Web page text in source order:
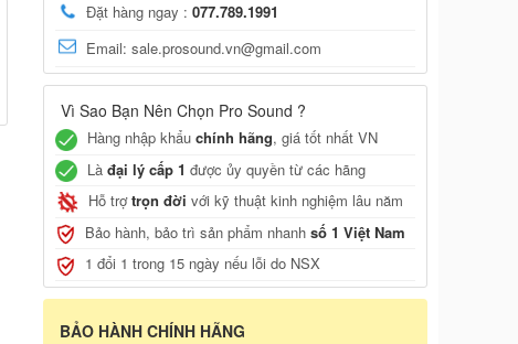
Đặt hàng ngay : 077.789.1991
Email: sale.prosound.vn@gmail.com
Vì Sao Bạn Nên Chọn Pro Sound ?
Hàng nhập khẩu chính hãng, giá tốt nhất VN
Là đại lý cấp 1 được ủy quyền từ các hãng
Hỗ trợtrọn đời với kỹ thuật kinh nghiệm lâu năm
Bảo hành, bảo trì sản phẩm nhanh số 1 Việt Nam
1 đổi 1 trong 15 ngày nếu lỗi do NSX
BẢO HÀNH CHÍNH HÃNG